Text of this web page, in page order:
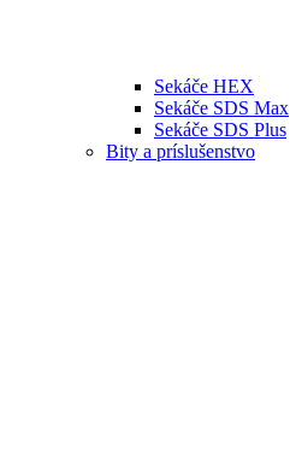
Sekáče HEX
Sekáče SDS Max
Sekáče SDS Plus
Bity a príslušenstvo